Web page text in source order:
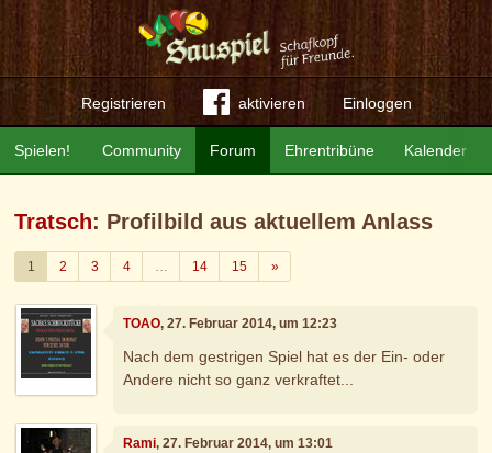
Registrieren aktivieren Einloggen
Community Forum Ehrentribüne Kalender
Spielen!
Tratsch: Profilbild aus aktuellem Anlass
1 2 3 4 … 14 15 »Weiter
TOAO, 27. Februar 2014, um 12:23
Nach dem gestrigen Spiel hat es der Ein- oder
Andere nicht so ganz verkraftet...
Rami, 27. Februar 2014, um 13:01